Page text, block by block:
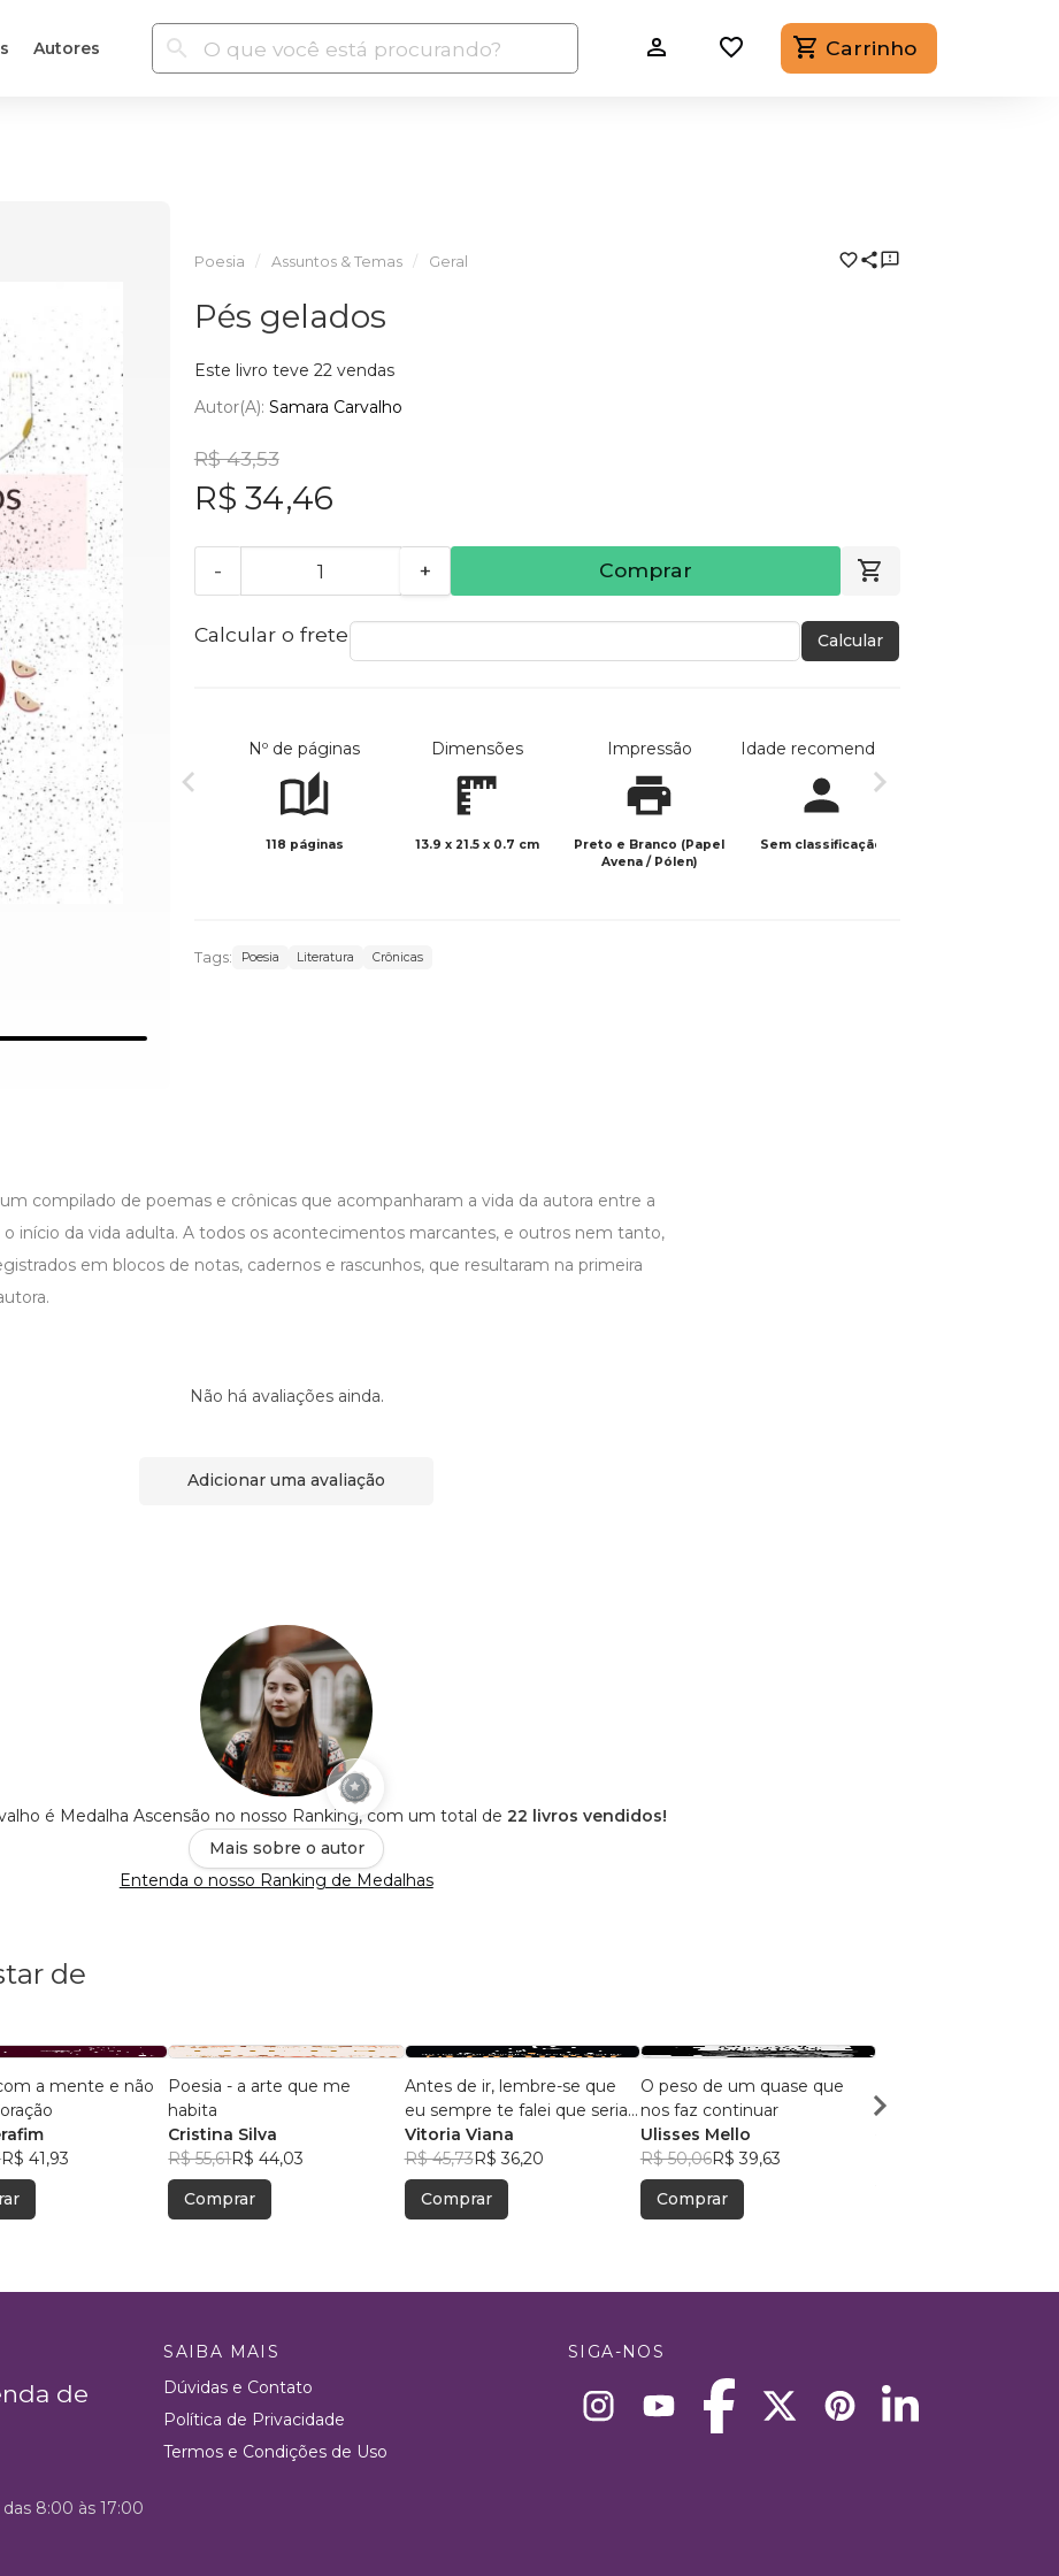
Autores Carrinho
Poesia Assuntos & Temas Geral
Pés gelados
Este livro teve 22 vendas
Autor(a): Samara Carvalho
R$ 43,53
R$ 34,46
- + Comprar
Calcular o frete Calcular
Nº de páginas
118 páginas
Dimensões
13.9 x 21.5 x 0.7 cm
Impressão
Preto e Branco (Papel
Avena / Pólen)
Idade recomendada
Sem classificação
Tags: Poesia Literatura Crônicas
compilado de poemas e crônicas que acompanharam a vida da autora entre a
o início da vida adulta. A todos os acontecimentos marcantes, e outros nem tanto,
em blocos de notas, cadernos e rascunhos, que resultaram na primeira
Não há avaliações ainda.
Adicionar uma avaliação
é Medalha Ascensão no nosso Ranking, com um total de 22 livros vendidos!
Mais sobre o autor
Entenda o nosso Ranking de Medalhas
de
a mente e não
R$ 41,93
Poesia - a arte que me
habita
Cristina Silva
R$ 55,61R$ 44,03
Comprar
Antes de ir, lembre-se que
eu sempre te falei que seria
amor
Vitoria Viana
R$ 45,73R$ 36,20
Comprar
O peso de um quase que
nos faz continuar
Ulisses Mello
R$ 50,06R$ 39,63
Comprar
IZÂNGELA FEITOSA
de
SAIBA MAIS
Dúvidas e Contato
Política de Privacidade
Termos e Condições de Uso
SIGA-NOS
8:00 às 17:00